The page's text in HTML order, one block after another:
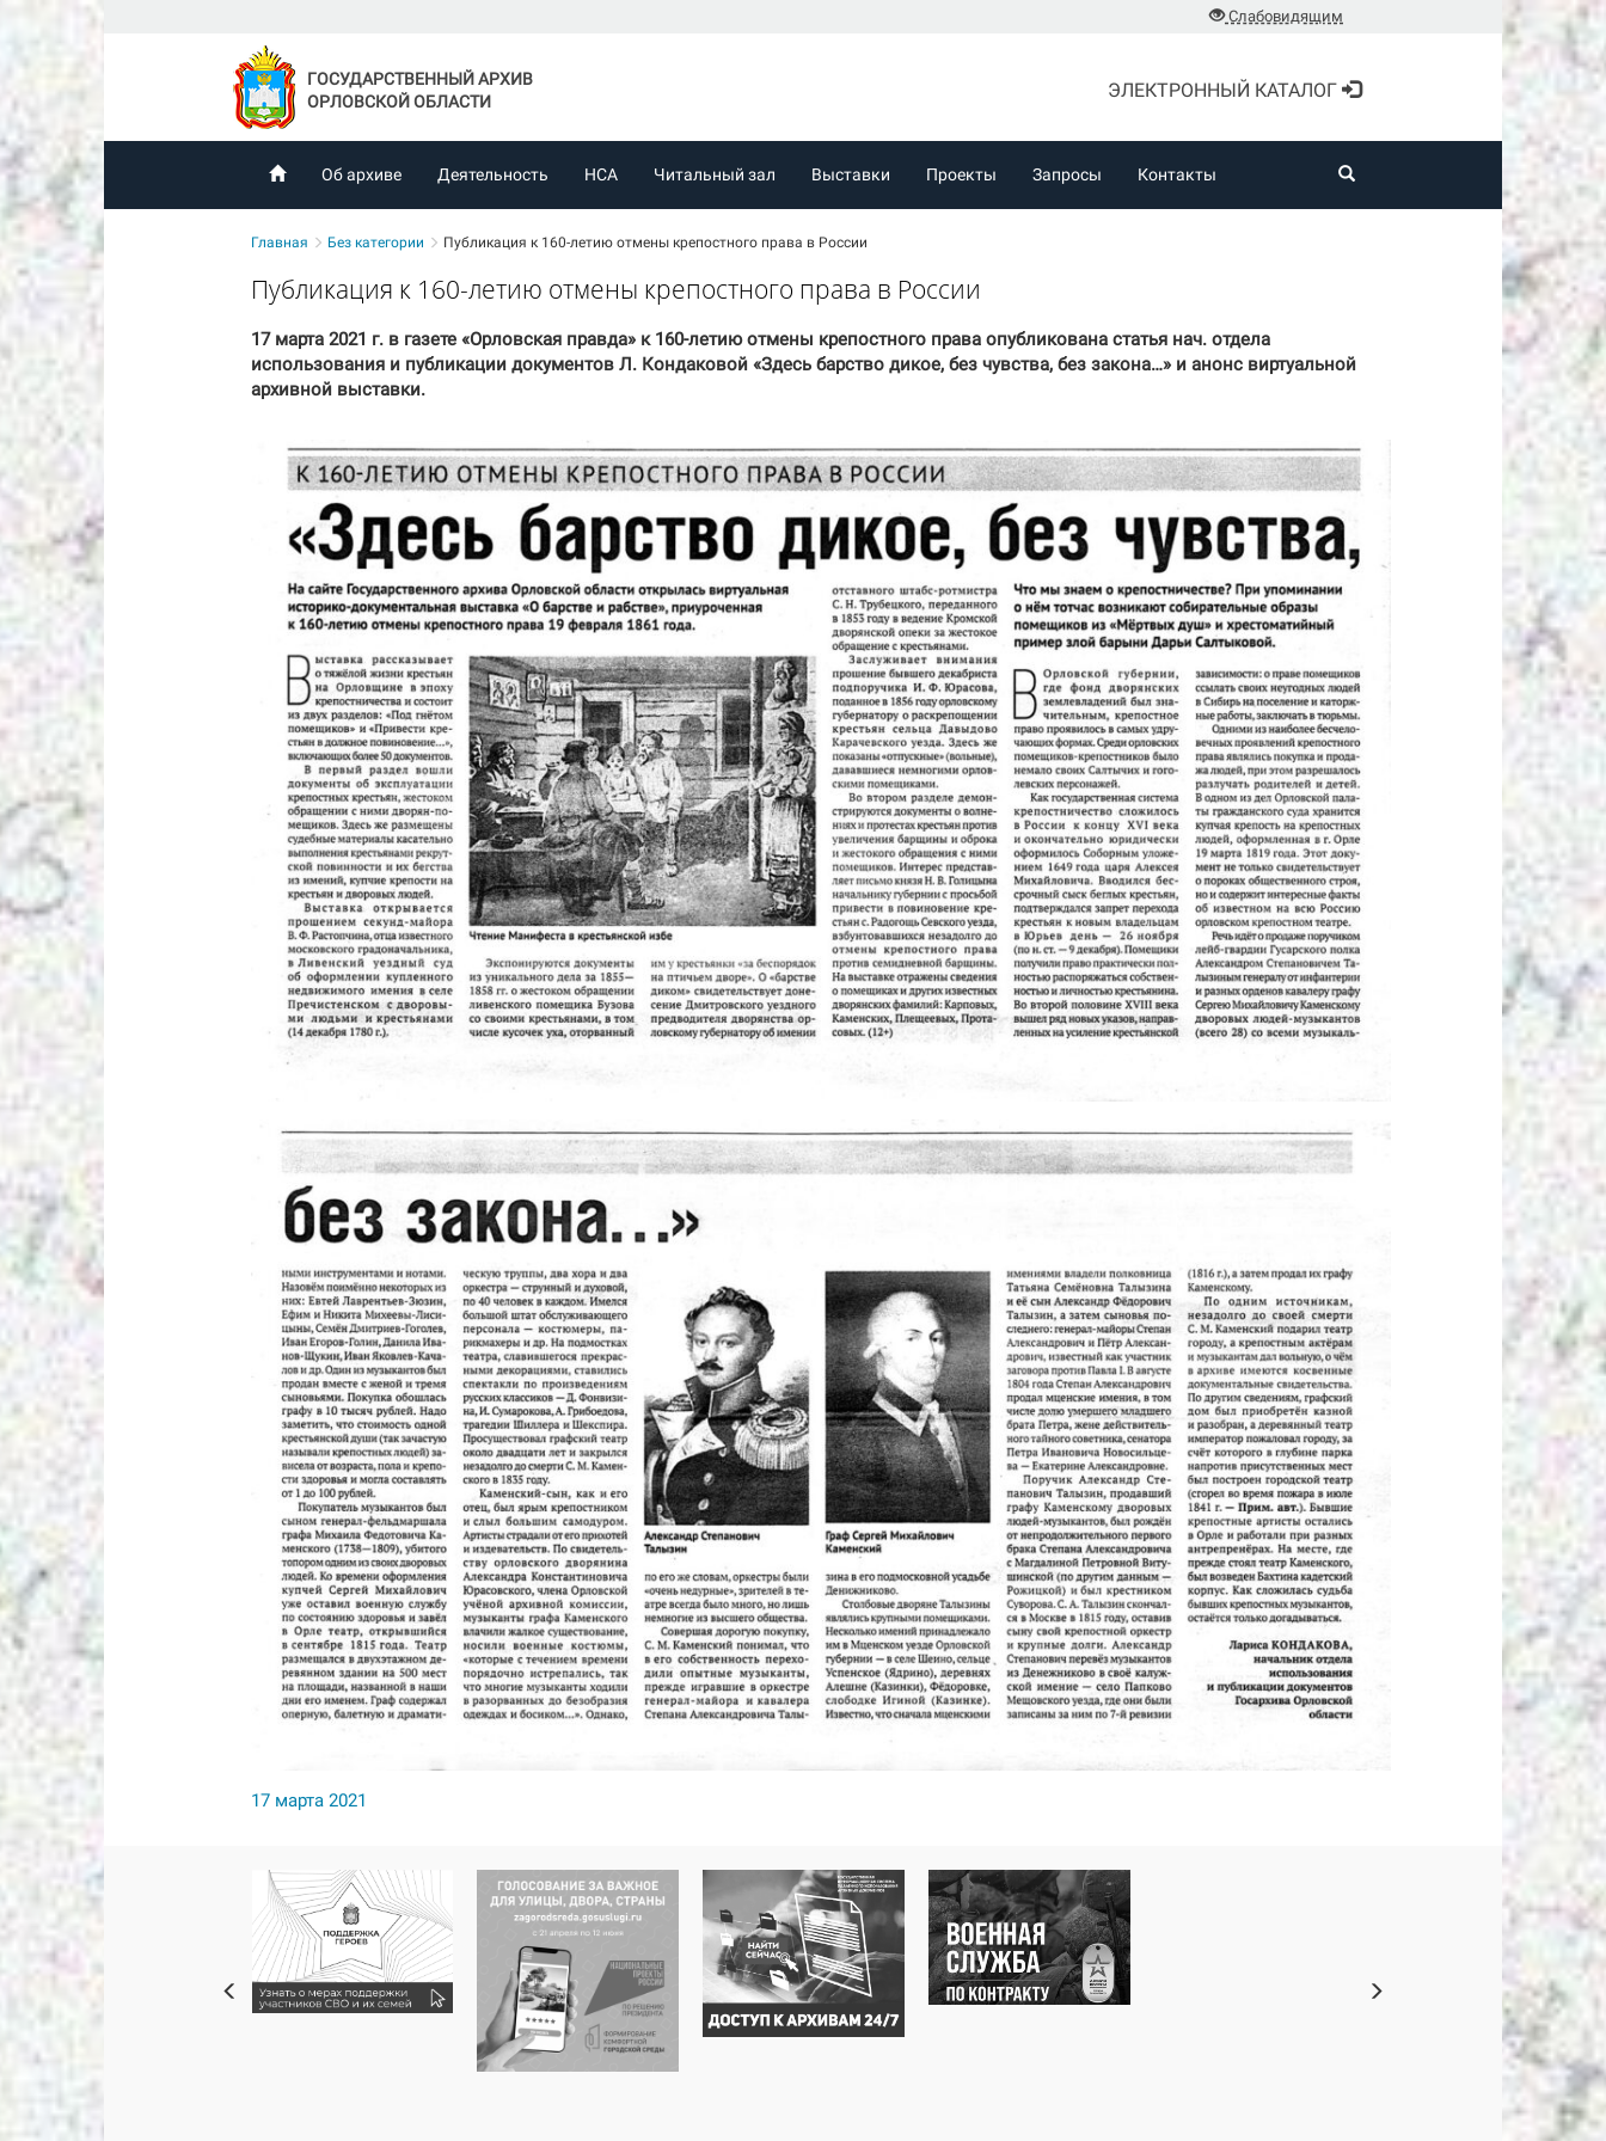
Слабовидящим
ГОСУДАРСТВЕННЫЙ АРХИВ
ОРЛОВСКОЙ ОБЛАСТИ
ЭЛЕКТРОННЫЙ КАТАЛОГ
Об архиве Деятельность НСА Читальный зал Выставки Проекты Запросы Контакты
Главная Без категории Публикация к 160-летию отмены крепостного права в России
Публикация к 160-летию отмены крепостного права в России
17 марта 2021 г. в газете «Орловская правда» к 160-летию отмены крепостного права опубликована статья нач. отдела
использования и публикации документов Л. Кондаковой «Здесь барство дикое, без чувства, без закона…» и анонс виртуальной
архивной выставки.
17 марта 2021